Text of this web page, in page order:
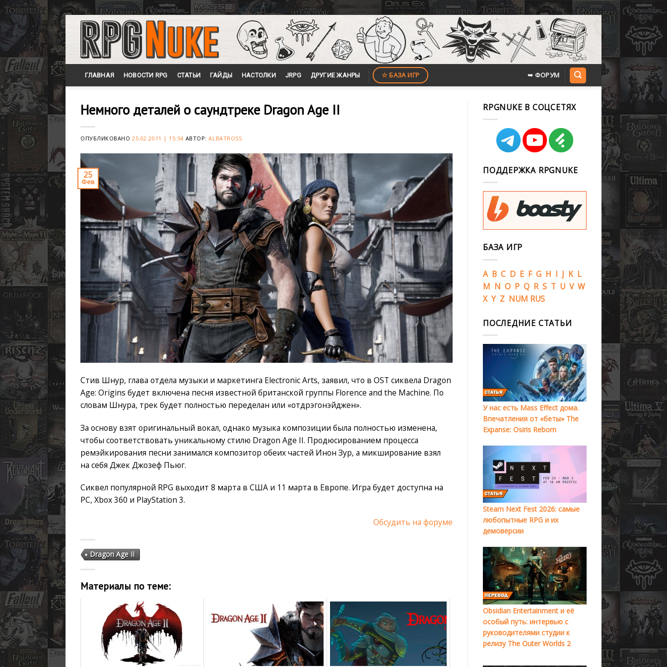
Skip
content
ГЛАВНАЯ НОВОСТИ RPG СТАТЬИ ГАЙДЫ НАСТОЛКИ JRPG ДРУГИЕ ЖАНРЫ ☆ БАЗА ИГР ➥ ФОРУМ
Немного деталей о саундтреке Dragon Age II
ОПУБЛИКОВАНО25.02.2011 | 15:54 АВТОР:ALBATROSS
25
Фев
Стив Шнур, глава отдела музыки и маркетинга Electronic Arts, заявил, что в OST сиквела Dragon
Age: Origins будет включена песня известной британской группы Florence and the Machine. По
словам Шнура, трек будет полностью переделан или «отдрэгонэйджен».
За основу взят оригинальный вокал, однако музыка композиции была полностью изменена,
чтобы соответствовать уникальному стилю Dragon Age II. Продюсированием процесса
ремэйкирования песни занимался композитор обеих частей Инон Зур, а микширование взял
на себя Джек Джозеф Пьюг.
Сиквел популярной RPG выходит 8 марта в США и 11 марта в Европе. Игра будет доступна на
PC, Xbox 360 и PlayStation 3.
Обсудить на форуме
Dragon Age II
Материалы по теме:
RPGNUKE В СОЦСЕТЯХ
ПОДДЕРЖКА RPGNUKE
БАЗА ИГР
A B C D E F G H I J K L
M N O P Q R S T U V W
X Y Z NUM RUS
ПОСЛЕДНИЕ СТАТЬИ
У нас есть Mass Effect дома.
Впечатления от «беты» The
Expanse: Osiris Reborn
Steam Next Fest 2026: самые
любопытные RPG и их
демоверсии
Obsidian Entertainment и её
особый путь: интервью с
руководителями студии к
релизу The Outer Worlds 2